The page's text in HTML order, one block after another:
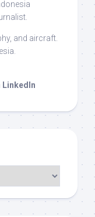
and aircraft.